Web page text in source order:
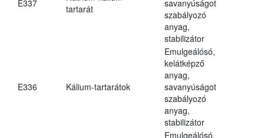
E337
tartarát
savanyúságot
szabályozó
anyag,
stabilizátor
E336 Kálium-tartarátok
Emulgeálósó,
kelátképző
anyag,
savanyúságot
szabályozó
anyag,
stabilizátor
Emulgeálósó,